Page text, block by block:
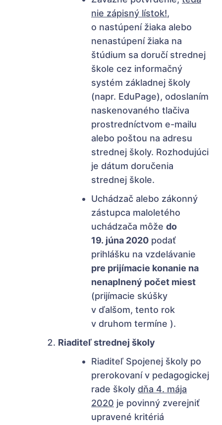
nie zápisný lístok!,
o nastúpení žiaka alebo
nenastúpení žiaka na
štúdium sa doručí strednej
škole cez informačný
systém základnej školy
(napr. EduPage), odoslaním
naskenovaného tlačiva
prostredníctvom e-mailu
alebo poštou na adresu
strednej školy. Rozhodujúci
je dátum doručenia
strednej škole.
Uchádzač alebo zákonný
zástupca maloletého
uchádzača môže do
19. júna 2020 podať
prihlášku na vzdelávanie
pre prijímacie konanie na
nenaplnený počet miest
(prijímacie skúšky
v ďalšom, tento rok
v druhom termíne ).
Riaditeľ strednej školy
Riaditeľ Spojenej školy po
prerokovaní v pedagogickej
rade školy dňa 4. mája
2020 je povinný zverejniť
upravené kritériá